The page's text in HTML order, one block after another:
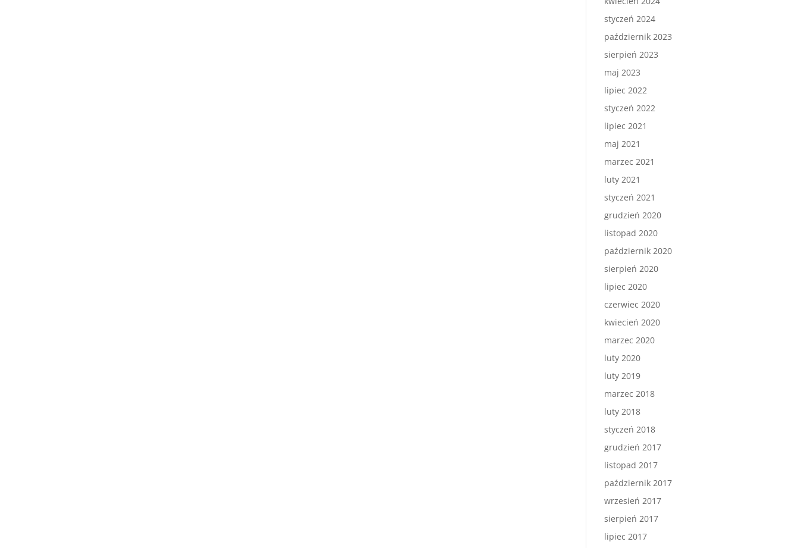
styczeń 2024
październik 2023
sierpień 2023
maj 2023
lipiec 2022
styczeń 2022
lipiec 2021
maj 2021
marzec 2021
luty 2021
styczeń 2021
grudzień 2020
listopad 2020
październik 2020
sierpień 2020
lipiec 2020
czerwiec 2020
kwiecień 2020
marzec 2020
luty 2020
luty 2019
marzec 2018
luty 2018
styczeń 2018
grudzień 2017
listopad 2017
październik 2017
wrzesień 2017
sierpień 2017
lipiec 2017